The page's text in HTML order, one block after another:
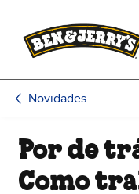
Novidades
Por de
Como